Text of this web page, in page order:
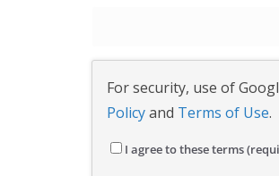
For security, use of
Policyand Terms of Use.
I agree to these terms